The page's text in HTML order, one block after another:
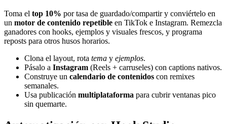
Toma el top 10% por tasa de guardado/compartir y conviértelo en
un motor de contenido repetible en TikTok e Instagram. Remezcla
ganadores con hooks, ejemplos y visuales frescos, y programa
reposts para otros husos horarios.
Clona el layout, rota tema y ejemplos.
Pásalo a Instagram (Reels + carruseles) con captions nativos.
Construye un calendario de contenidos con remixes
semanales.
Usa publicación multiplataforma para cubrir ventanas pico
sin quemarte.